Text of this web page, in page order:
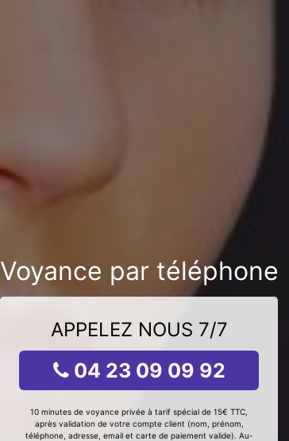
Voyance par téléphone
APPELEZ NOUS 7/7
04 23 09 09 92
10 minutes de voyance privée à tarif spécial de 15€ TTC,
après validation de votre compte client (nom, prénom,
téléphone, adresse, email et carte de paiement valide). Au-